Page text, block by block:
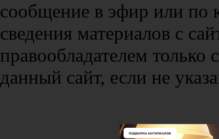
сообщение в эфир или по
сведения материалов с
правообладателем только
данный сайт, если не